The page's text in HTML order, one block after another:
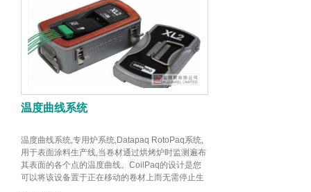
温度曲线系统
温度曲线系统,专用炉系统,Datapaq RotoPaq系统,
用于表面涂料生产线,当卷材通过烘烤炉时监测遍布
其表面的各个点的温度曲线。CoilPaq的设计是您
可以将该设备置于正在移动的卷材上而无需停止生